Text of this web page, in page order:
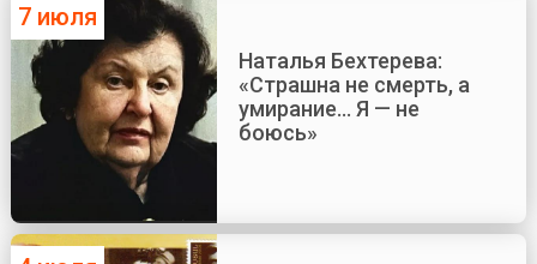
7 июля
Наталья Бехтерева:
«Страшна не смерть, а
умирание... Я — не
боюсь»